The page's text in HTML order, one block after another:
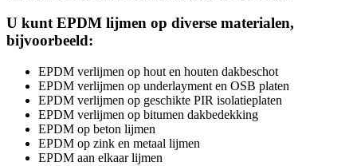
U kunt EPDM lijmen op diverse materialen,
bijvoorbeeld:
EPDM verlijmen op hout en houten dakbeschot
EPDM verlijmen op underlayment en OSB platen
EPDM verlijmen op geschikte PIR isolatieplaten
EPDM verlijmen op bitumen dakbedekking
EPDM op beton lijmen
EPDM op zink en metaal lijmen
EPDM aan elkaar lijmen